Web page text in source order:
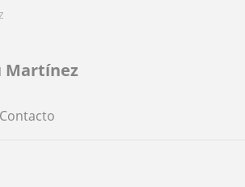
Martínez
Contacto